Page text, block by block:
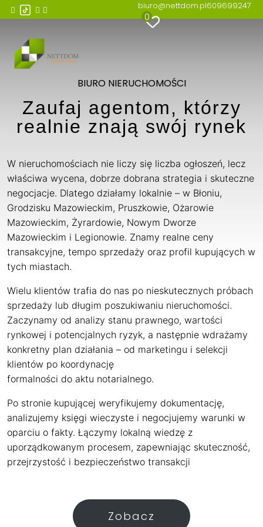
biuro@nettdom.pl609699247
0
BIURO NIERUCHOMOŚCI
Zaufaj agentom, którzy
realnie znają swój rynek
W nieruchomościach nie liczy się liczba ogłoszeń, lecz
właściwa wycena, dobrze dobrana strategia i skuteczne
negocjacje. Dlatego działamy lokalnie – w Błoniu,
Grodzisku Mazowieckim, Pruszkowie, Ożarowie
Mazowieckim, Żyrardowie, Nowym Dworze
Mazowieckim i Legionowie. Znamy realne ceny
transakcyjne, tempo sprzedaży oraz profil kupujących w
tych miastach.
Wielu klientów trafia do nas po nieskutecznych próbach
sprzedaży lub długim poszukiwaniu nieruchomości.
Zaczynamy od analizy stanu prawnego, wartości
rynkowej i potencjalnych ryzyk, a następnie wdrażamy
konkretny plan działania – od marketingu i selekcji
klientów po koordynację
formalności do aktu notarialnego.
Po stronie kupującej weryfikujemy dokumentację,
analizujemy księgi wieczyste i negocjujemy warunki w
oparciu o fakty. Łączymy lokalną wiedzę z
uporządkowanym procesem, zapewniając skuteczność,
przejrzystość i bezpieczeństwo transakcji
Zobacz